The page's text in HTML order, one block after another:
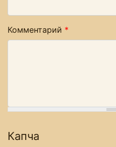
Комментарий *
Капча